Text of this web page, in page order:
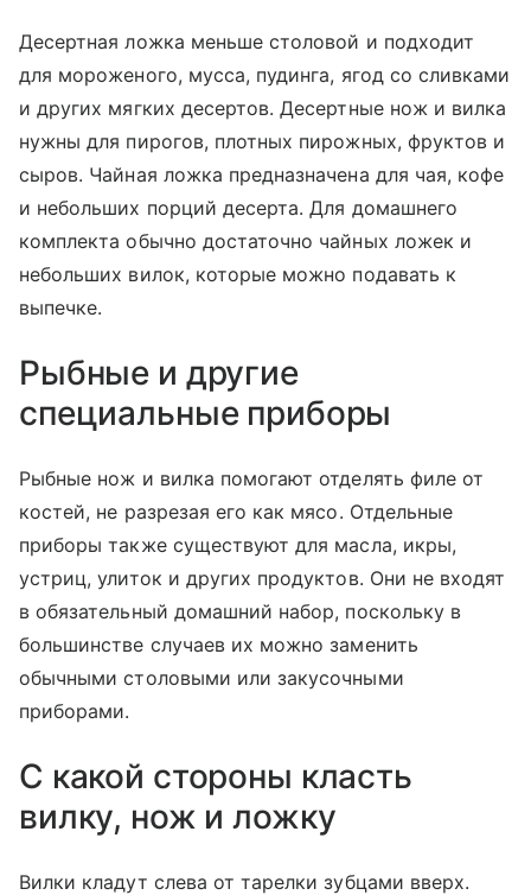
Десертная ложка меньше столовой и подходит
для мороженого, мусса, пудинга, ягод со сливками
и других мягких десертов. Десертные нож и вилка
нужны для пирогов, плотных пирожных, фруктов и
сыров. Чайная ложка предназначена для чая, кофе
и небольших порций десерта. Для домашнего
комплекта обычно достаточно чайных ложек и
небольших вилок, которые можно подавать к
выпечке.
Рыбные и другие
специальные приборы
Рыбные нож и вилка помогают отделять филе от
костей, не разрезая его как мясо. Отдельные
приборы также существуют для масла, икры,
устриц, улиток и других продуктов. Они не входят
в обязательный домашний набор, поскольку в
большинстве случаев их можно заменить
обычными столовыми или закусочными
приборами.
С какой стороны класть
вилку, нож и ложку
Вилки кладут слева от тарелки зубцами вверх.